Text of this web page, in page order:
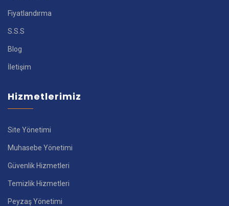
Fiyatlandırma
S.S.S
Blog
İletişim
Hizmetlerimiz
Site Yönetimi
Muhasebe Yönetimi
Güvenlik Hizmetleri
Temizlik Hizmetleri
Peyzaş Yönetimi